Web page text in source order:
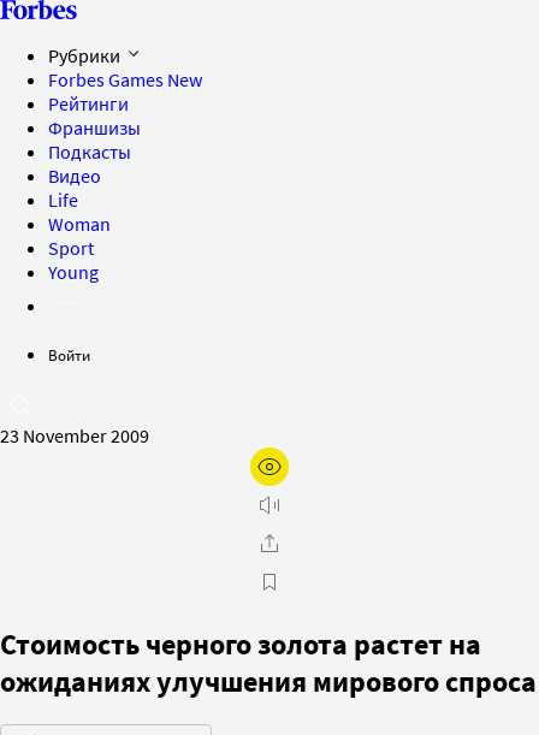
Рубрики
Forbes Games New
Рейтинги
Франшизы
Подкасты
Видео
Life
Woman
Sport
Young
Войти
23 November 2009
Стоимость черного золота растет на
ожиданиях улучшения мирового спроса